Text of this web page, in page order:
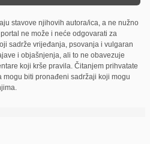
stavove njihovih autora/ica, a ne nužno
ne može i neće odgovarati za
sadrže vrijeđanja, psovanja i vulgaran
i objašnjenja, ali to ne obavezuje
koji krše pravila. Čitanjem prihvatate
mogu biti pronađeni sadržaji koji mogu